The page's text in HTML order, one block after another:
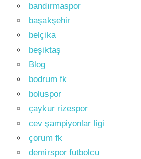
bandırmaspor
başakşehir
belçika
beşiktaş
Blog
bodrum fk
boluspor
çaykur rizespor
cev şampiyonlar ligi
çorum fk
demirspor futbolcu